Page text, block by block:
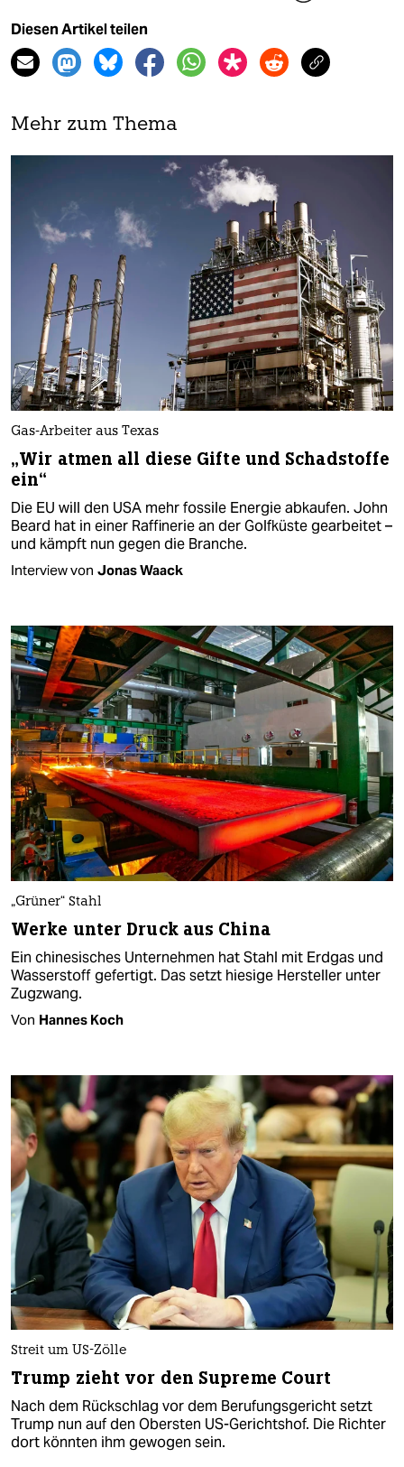
Diesen Artikel teilen
Mehr zum Thema
Gas-Arbeiter aus Texas
„Wir atmen all diese Gifte und Schadstoffe
ein“
Die EU will den USA mehr fossile Energie abkaufen. John
Beard hat in einer Raffinerie an der Golfküste gearbeitet –
und kämpft nun gegen die Branche.
Interview von Jonas Waack
„Grüner“ Stahl
Werke unter Druck aus China
Ein chinesisches Unternehmen hat Stahl mit Erdgas und
Wasserstoff gefertigt. Das setzt hiesige Hersteller unter
Zugzwang.
Von Hannes Koch
Streit um US-Zölle
Trump zieht vor den Supreme Court
Nach dem Rückschlag vor dem Berufungsgericht setzt
Trump nun auf den Obersten US-Gerichtshof. Die Richter
dort könnten ihm gewogen sein.